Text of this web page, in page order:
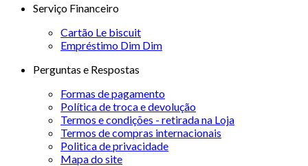
Serviço Financeiro
Cartão Le biscuit
Empréstimo Dim Dim
Perguntas e Respostas
Formas de pagamento
Política de troca e devolução
Termos e condições - retirada na Loja
Termos de compras internacionais
Politica de privacidade
Mapa do site